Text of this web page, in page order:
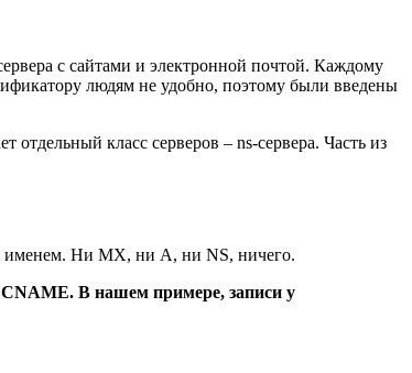
с сайтами и электронной почтой. Каждому
людям не удобно, поэтому были введены
отдельный класс серверов – ns-сервера. Часть из
именем. Ни MX, ни A, ни NS, ничего.
CNAME. В нашем примере, записи у